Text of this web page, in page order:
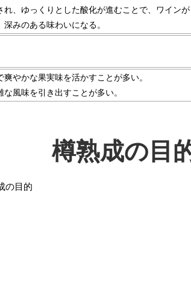
、ゆっくりとした酸化が進むことで、ワイン
みのある味わいになる。
やかな果実味を活かすことが多い。
風味を引き出すことが多い。
樽熟成の目